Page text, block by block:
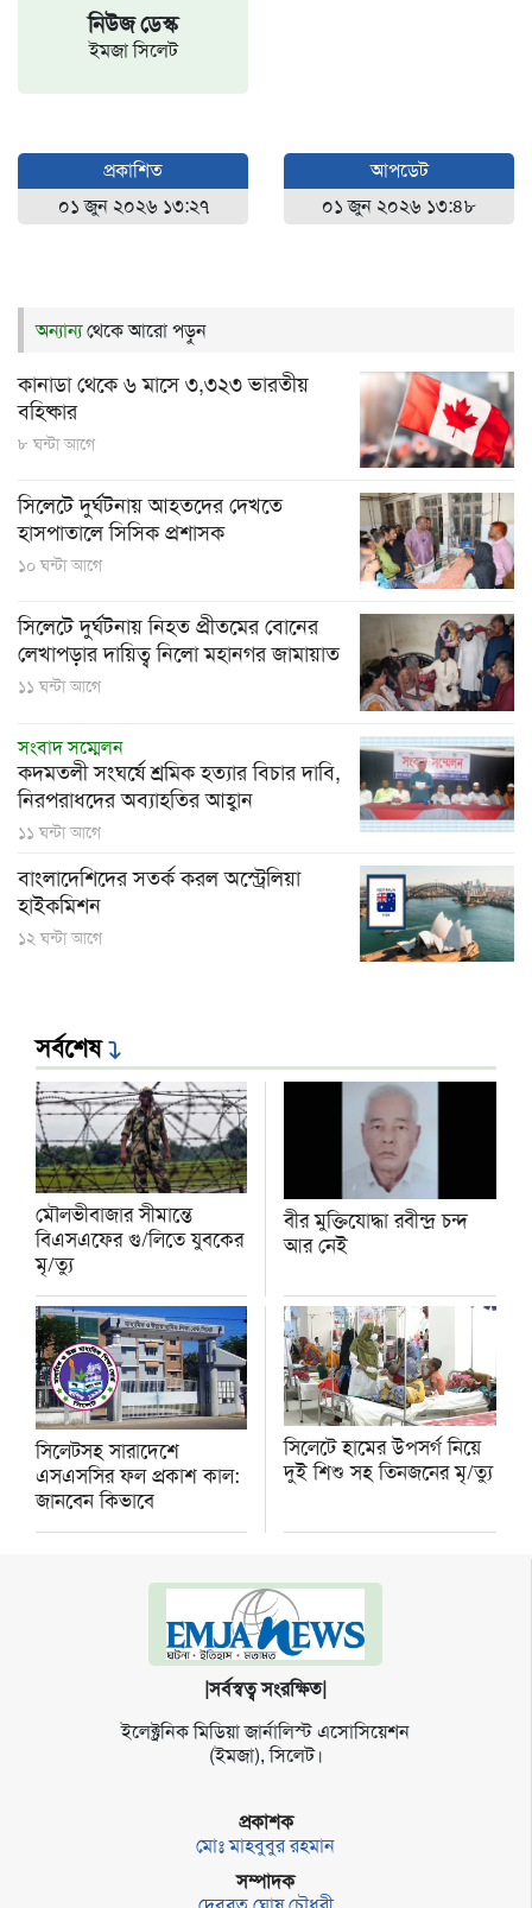
নিউজ ডেস্ক
ইমজা সিলেট
প্রকাশিত
০১ জুন ২০২৬ ১৩:২৭
আপডেট
০১ জুন ২০২৬ ১৩:৪৮
অন্যান্যথেকে আরো পড়ুন
কানাডা থেকে ৬ মাসে ৩,৩২৩ ভারতীয়
বহিষ্কার
৮ ঘন্টা আগে
সিলেটে দুর্ঘটনায় আহতদের দেখতে
হাসপাতালে সিসিক প্রশাসক
১০ ঘন্টা আগে
সিলেটে দুর্ঘটনায় নিহত প্রীতমের বোনের
লেখাপড়ার দায়িত্ব নিলো মহানগর জামায়াত
১১ ঘন্টা আগে
সংবাদ সম্মেলন
কদমতলী সংঘর্ষে শ্রমিক হত্যার বিচার দাবি,
নিরপরাধদের অব্যাহতির আহ্বান
১১ ঘন্টা আগে
বাংলাদেশিদের সতর্ক করল অস্ট্রেলিয়া
হাইকমিশন
১২ ঘন্টা আগে
সর্বশেষ
মৌলভীবাজার সীমান্তে
বিএসএফের গু/লিতে যুবকের
‍মৃ/ত্যু
বীর মুক্তিযোদ্ধা রবীন্দ্র চন্দ
আর নেই
সিলেটসহ সারাদেশে
এসএসসির ফল প্রকাশ কাল:
জানবেন কিভাবে
সিলেটে হামের উপসর্গ নিয়ে
দুই শিশু সহ তিনজনের মৃ/ত্যু
|সর্বস্বত্ব সংরক্ষিত|
ইলেক্ট্র‌নিক মি‌ডিয়া জার্না‌লিস্ট এসো‌সি‌য়েশন
(ইমজা), সি‌লেট।
প্রকাশক
মোঃ মাহবুবুর রহমান
সম্পাদক